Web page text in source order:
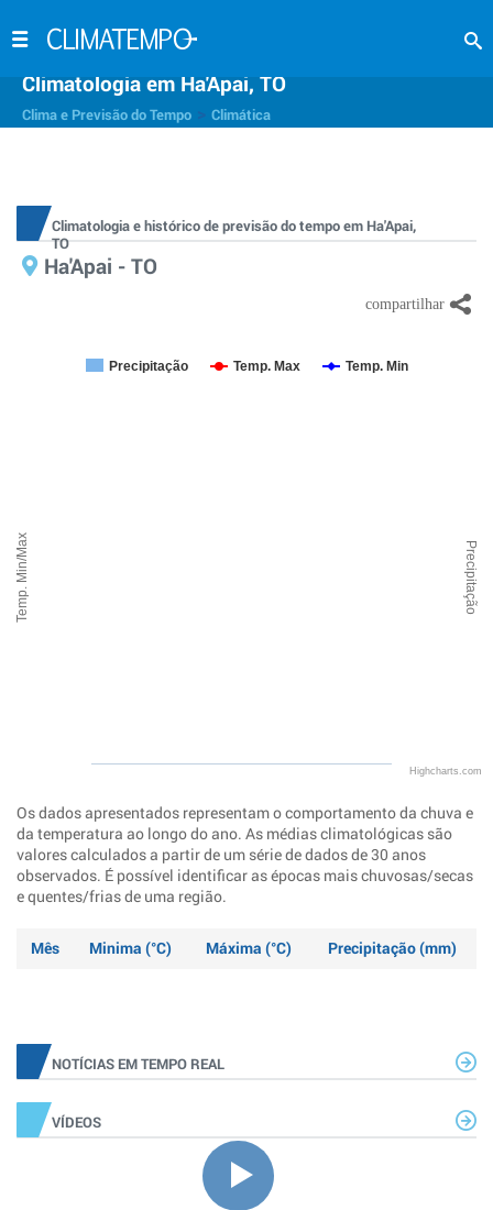
Climatologia em Ha'Apai, TO
Clima e Previsão do Tempo Climática
Climatologia e histórico de previsão do tempo em Ha'Apai,
TO
Ha'Apai - TO
Temp. Min/Max Precipitação
Precipitação Temp. Max Temp. Min
Highcharts.com
Os dados apresentados representam o comportamento da chuva e
da temperatura ao longo do ano. As médias climatológicas são
valores calculados a partir de um série de dados de 30 anos
observados. É possível identificar as épocas mais chuvosas/secas
e quentes/frias de uma região.
Mês Minima (°C) Máxima (°C) Precipitação (mm)
NOTÍCIAS EM TEMPO REAL
VÍDEOS